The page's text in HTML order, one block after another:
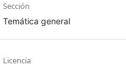
Sección
Temática general
Licencia